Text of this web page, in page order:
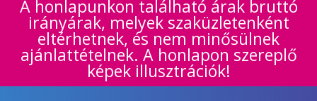
A honlapunkon található árak bruttó
irányárak, melyek szaküzletenként
eltérhetnek, és nem minősülnek
ajánlattételnek. A honlapon szereplő
képek illusztrációk!